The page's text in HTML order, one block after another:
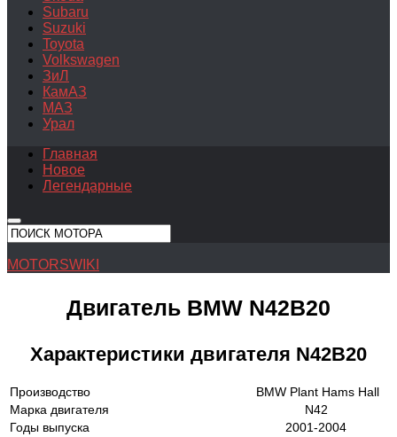
Subaru
Suzuki
Toyota
Volkswagen
ЗиЛ
КамАЗ
МАЗ
Урал
Главная
Новое
Легендарные
MOTORSWIKI
Двигатель BMW N42B20
Характеристики двигателя N42B20
Производство
BMW Plant Hams Hall
Марка двигателя
N42
Годы выпуска
2001-2004